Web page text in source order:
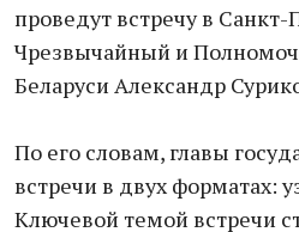
проведут встречу в
Чрезвычайный и
Беларуси Александр
По его словам, главы
встречи в двух форматах:
Ключевой темой встречи